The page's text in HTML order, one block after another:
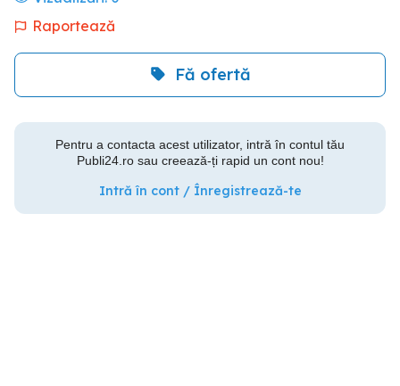
Raportează
Fă ofertă
Pentru a contacta acest utilizator, intră în contul tău
Publi24.ro sau creează-ți rapid un cont nou!
Intră în cont / Înregistrează-te